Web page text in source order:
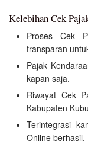
Kelebihan Cek
Proses Cek
transparan
Pajak
kapan saja.
Riwayat Cek
Kabupaten
Terintegrasi
Online berhasil.